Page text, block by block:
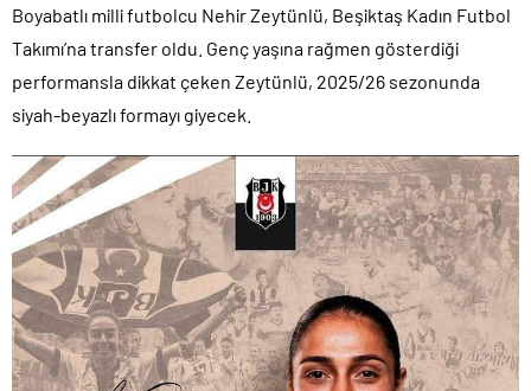
Boyabatlı milli futbolcu Nehir Zeytünlü, Beşiktaş Kadın Futbol
Takımı’na transfer oldu. Genç yaşına rağmen gösterdiği
performansla dikkat çeken Zeytünlü, 2025/26 sezonunda
siyah-beyazlı formayı giyecek.